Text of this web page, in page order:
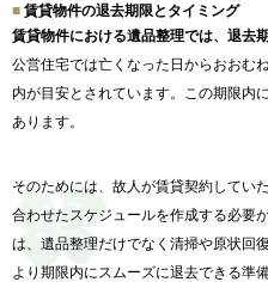
賃貸物件の退去期限とタイミング
賃貸物件における遺品整理では、 退去
公営住宅では亡くなった日からおおむね
内が目安とされています。 この期限内
あります。
そのためには、 故人が賃貸契約してい
合わせたスケジュールを作成する必要が
は、 遺品整理だけでなく清掃や原状回
より期限内にスムーズに退去できる準